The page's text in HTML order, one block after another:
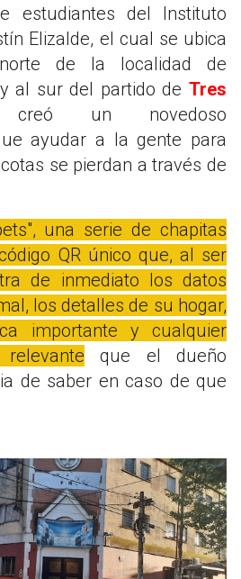
Elizalde, el cual se ubica
de la localidad de
y al sur del partido de Tres
un novedoso
ayudar a la gente para
se pierdan a través de
una serie de chapitas
QR único que, al ser
de inmediato los datos
los detalles de su hogar,
importante y cualquier
que el dueño
de saber en caso de que